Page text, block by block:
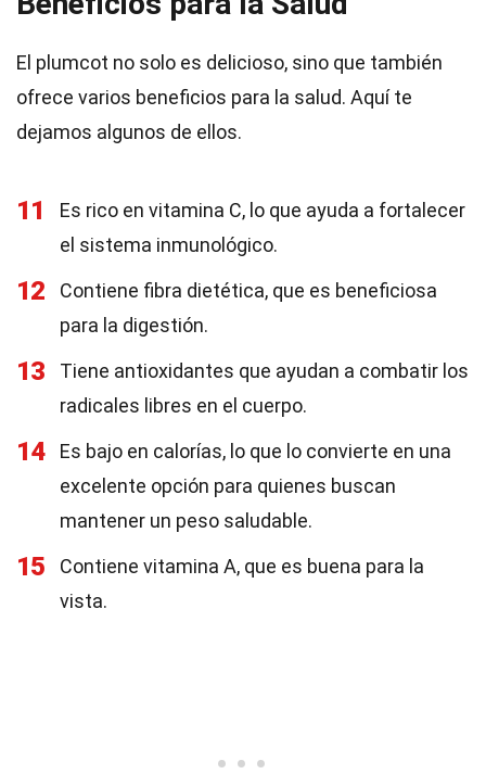
El plumcot no solo es delicioso, sino que también
ofrece varios beneficios para la salud. Aquí te
dejamos algunos de ellos.
11
Es rico en vitamina C, lo que ayuda a fortalecer
el sistema inmunológico.
12
Contiene fibra dietética, que es beneficiosa
para la digestión.
13
Tiene antioxidantes que ayudan a combatir los
radicales libres en el cuerpo.
14
Es bajo en calorías, lo que lo convierte en una
excelente opción para quienes buscan
mantener un peso saludable.
15
Contiene vitamina A, que es buena para la
vista.